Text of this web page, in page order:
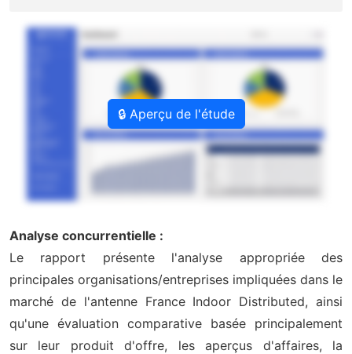
🔒 Aperçu de l'étude
Analyse concurrentielle :
Le rapport présente l'analyse appropriée des
principales organisations/entreprises impliquées dans le
marché de l'antenne France Indoor Distributed, ainsi
qu'une évaluation comparative basée principalement
sur leur produit d'offre, les aperçus d'affaires, la